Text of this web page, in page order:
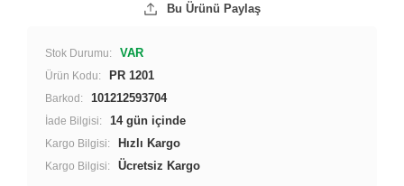
Bu Ürünü Paylaş
Stok Durumu: VAR
Ürün Kodu: PR 1201
Barkod: 101212593704
İade Bilgisi:
Kargo Bilgisi:
Hızlı Kargo
Kargo Bilgisi: Ücretsiz Kargo